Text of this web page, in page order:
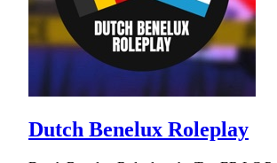
Dutch Benelux Roleplay